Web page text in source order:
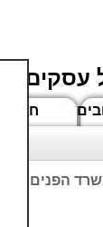
עסקים
חדשים
הפנים